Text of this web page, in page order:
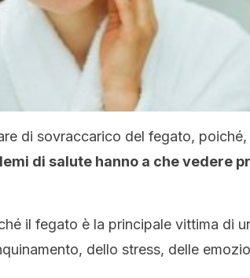
di sovraccarico del fegato,
di salute hanno a che vedere
il fegato è la principale vittima di
dello stress, delle